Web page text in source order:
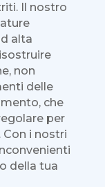
Il nostro
alta
non
delle
che
per
Con i nostri
della tua